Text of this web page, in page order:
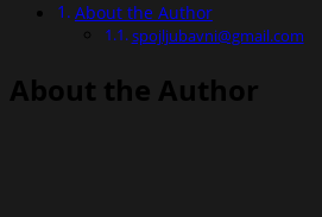
About the Author
spojljubavni@gmail.com
About the Author